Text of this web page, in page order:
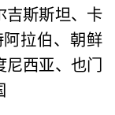
吉斯斯坦、卡
拉伯、朝鲜
尼西亚、也门